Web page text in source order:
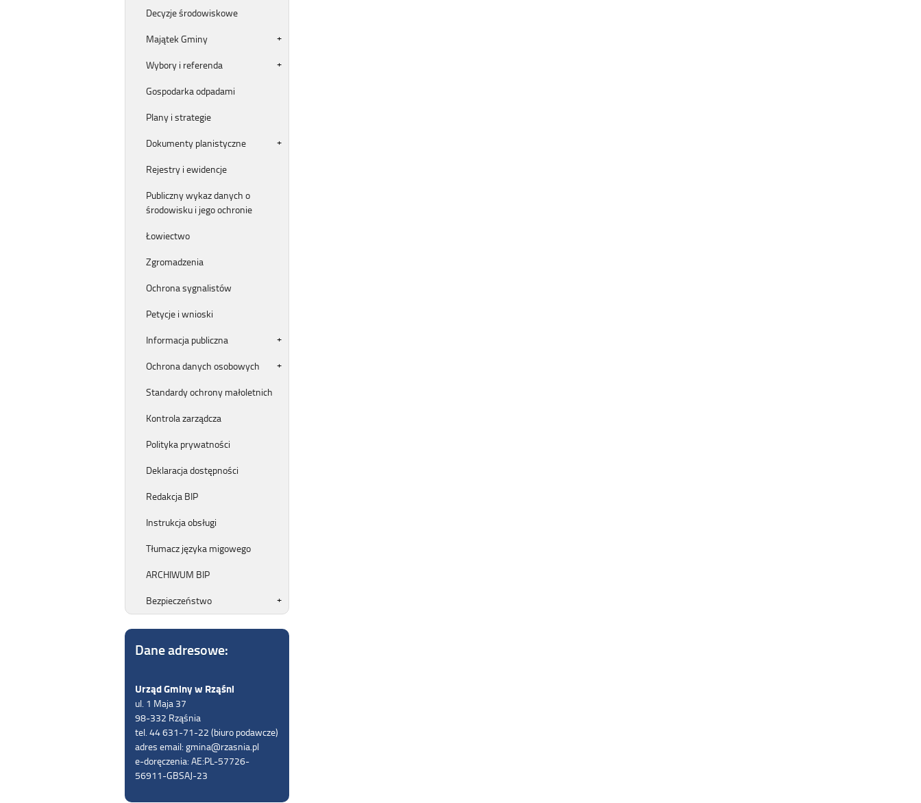
Decyzje środowiskowe
Majątek Gminy
Wybory i referenda
Gospodarka odpadami
Plany i strategie
Dokumenty planistyczne
Rejestry i ewidencje
Publiczny wykaz danych o
środowisku i jego ochronie
Łowiectwo
Zgromadzenia
Ochrona sygnalistów
Petycje i wnioski
Informacja publiczna
Ochrona danych osobowych
Standardy ochrony małoletnich
Kontrola zarządcza
Polityka prywatności
Deklaracja dostępności
Redakcja BIP
Instrukcja obsługi
Tłumacz języka migowego
ARCHIWUM BIP
Bezpieczeństwo
Dane adresowe:
Urząd Gminy w Rząśni
ul. 1 Maja 37
98-332 Rząśnia
tel. 44 631-71-22 (biuro podawcze)
adres email: gmina@rzasnia.pl
e-doręczenia: AE:PL-57726-
56911-GBSAJ-23